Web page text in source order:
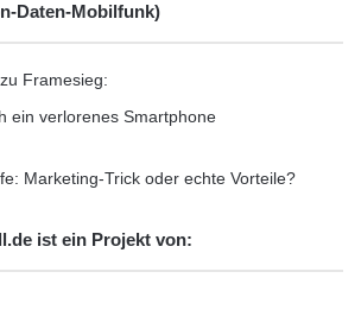
Daten-Mobilfunk)
Framesieg:
ein verlorenes Smartphone
Marketing-Trick oder echte Vorteile?
ist ein Projekt von: